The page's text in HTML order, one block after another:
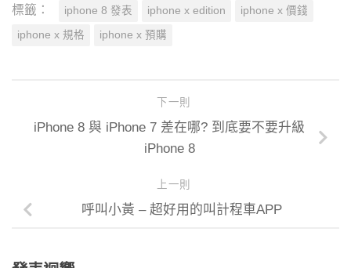
標籤： iphone 8 發表 iphone x edition iphone x 價錢
iphone x 規格 iphone x 預購
下一則
iPhone 8 與 iPhone 7 差在哪? 到底要不要升級
iPhone 8
上一則
呼叫小黃 – 超好用的叫計程車APP